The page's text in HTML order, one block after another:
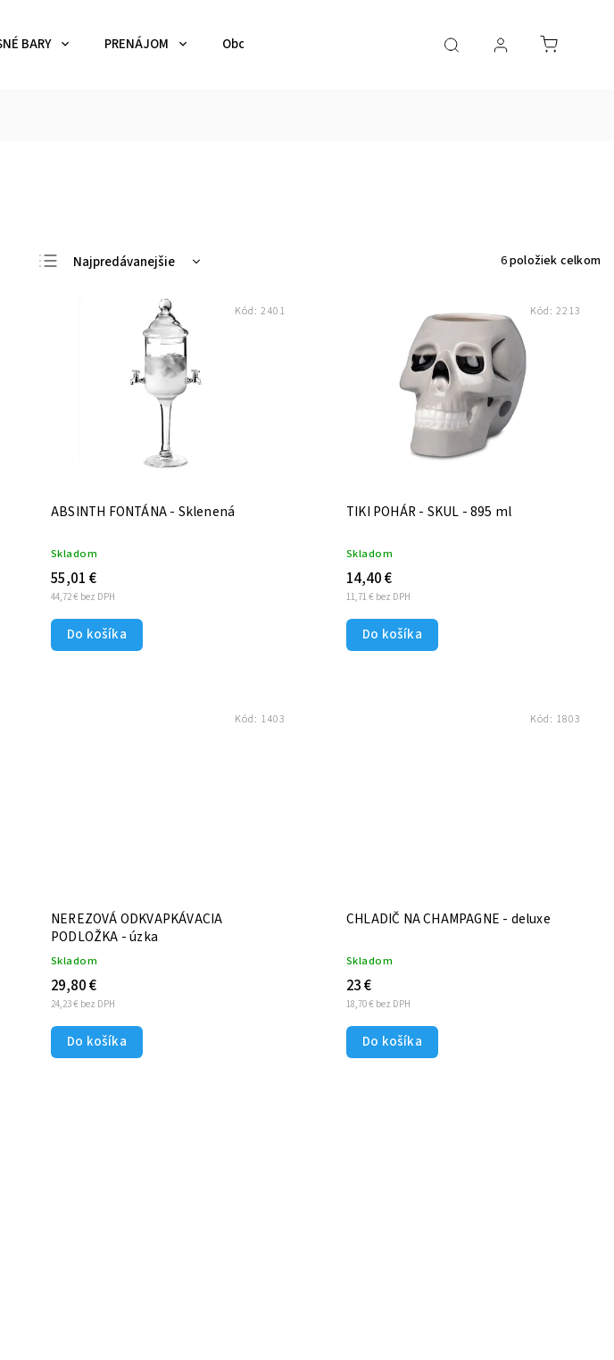
BARY PRENÁJOM Obchodné podmienky Kontaktujte nás
Najpredávanejšie
6položiek celkom
ABSINTH FONTÁNA - Sklenená
Skladom
44,72 € bez DPH
55,01 €
Do košíka
Kód: 2401
TIKI POHÁR - SKUL - 895 ml
Skladom
11,71 € bez DPH
14,40 €
Do košíka
Kód: 2213
NEREZOVÁ ODKVAPKÁVACIA
PODLOŽKA - úzka
Skladom
24,23 € bez DPH
29,80 €
Do košíka
Kód: 1403
CHLADIČ NA CHAMPAGNE - deluxe
Skladom
18,70 € bez DPH
23 €
Do košíka
Kód: 1803